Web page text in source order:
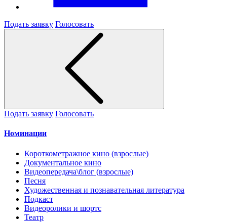
Подать заявку Голосовать
Подать заявку Голосовать
Номинации
Короткометражное кино (взрослые)
Документальное кино
Видеопередача\блог (взрослые)
Песня
Художественная и познавательная литература
Подкаст
Видеоролики и шортс
Театр